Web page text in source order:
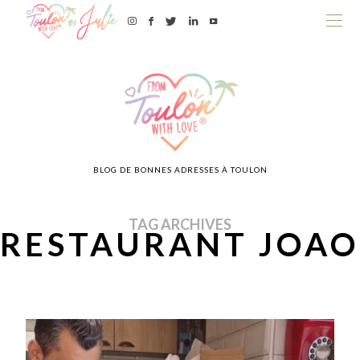
BLOG DE BONNES ADRESSES À TOULON
TAG ARCHIVES
RESTAURANT JOAO